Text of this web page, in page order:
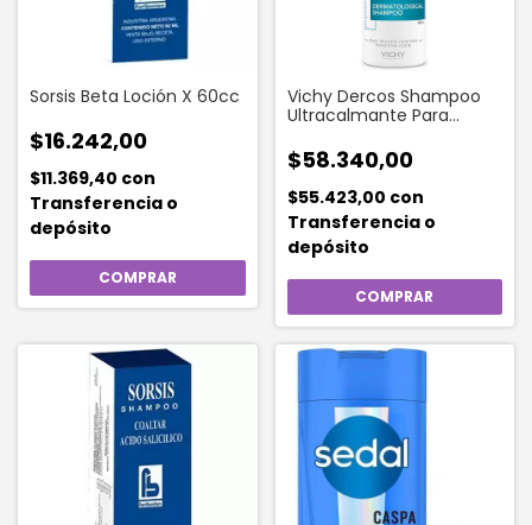
Sorsis Beta Loción X 60cc
$16.242,00
$11.369,40 con
Transferencia o
depósito
Vichy Dercos Shampoo
Ultracalmante Para
$58.340,00
$55.423,00 con
Transferencia o
depósito